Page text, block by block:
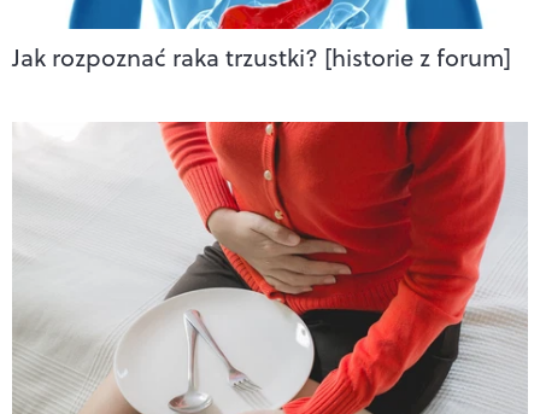
Jak rozpoznać raka trzustki? [historie z forum]